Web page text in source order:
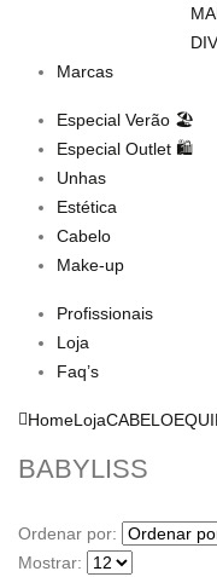
Marcas
Especial Verão 🏖️
Especial Outlet 🛍️
Unhas
Estética
Cabelo
Make-up
Profissionais
Loja
Faq’s
HomeLojaCABELO
BABYLISS
Ordenar por:
Mostrar: